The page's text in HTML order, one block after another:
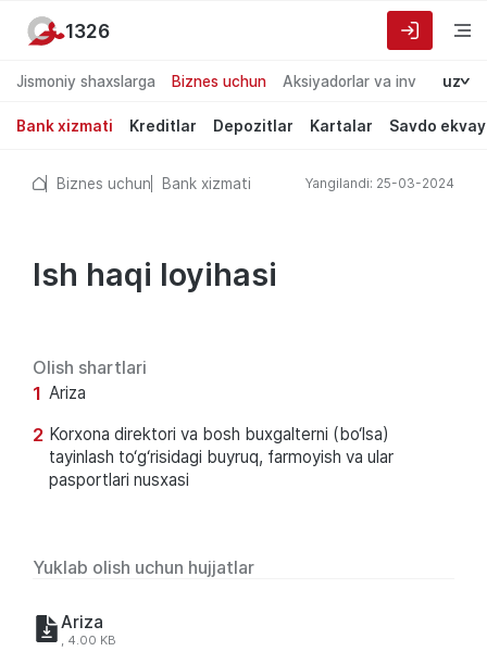
Jismoniy shaxslarga Biznes uchun Aksiyadorlar va investorlarga
uz
Bank xizmati Kreditlar Depozitlar Kartalar Savdo
1326
Biznes uchun Bank xizmati Yangilandi: 25-03-2024
Ish haqi loyihasi
Olish shartlari
Ariza
Korxona direktori va bosh buxgalterni (bo‘lsa)
tayinlash to‘g‘risidagi buyruq, farmoyish va ular
pasportlari nusxasi
Yuklab olish uchun hujjatlar
Ariza
, 4.00 KB